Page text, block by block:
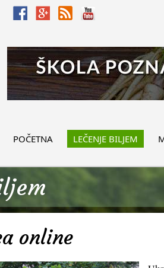
POČETNA LEČENJE BILJEM
online